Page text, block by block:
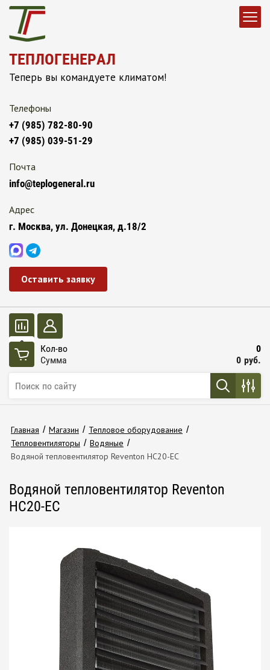
ТЕПЛОГЕНЕРАЛ
Теперь вы командуете климатом!
Телефоны
+7 (985) 782-80-90
+7 (985) 039-51-29
Почта
info@teplogeneral.ru
Адрес
г. Москва, ул. Донецкая, д.18/2
Оставить заявку
0 Кол-во
0
Сумма
0 руб.
Главная / Магазин / Тепловое оборудование /
Тепловентиляторы / Водяные /
Водяной тепловентилятор Reventon HC20-EC
Водяной тепловентилятор Reventon
HC20-EC